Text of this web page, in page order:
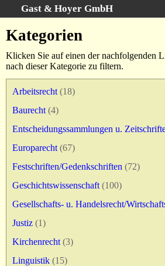
Gast & Hoyer GmbH
Startseite
Erweiterte Suche
Kategorien
Schlagwörter
Gesamtbestand
Warenkorb
AGB
Widerruf
Datenschutz
Impressum
Kategorien
Klicken Sie auf einen der nachfolgenden
nach dieser Kategorie zu filtern.
Arbeitsrecht (18)
Baurecht (4)
Entscheidungssammlungen u.
Europarecht (67)
Festschriften/Gedenkschriften (72)
Geschichtswissenschaft (100)
Gesellschafts- u. Handelsrecht/
Justiz (1)
Kirchenrecht (3)
Linguistik (15)